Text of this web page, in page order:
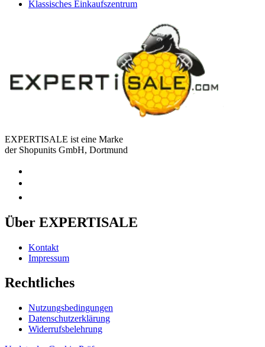
Klassisches Einkaufszentrum
EXPERTISALE ist eine Marke
der Shopunits GmbH, Dortmund
Über EXPERTISALE
Kontakt
Impressum
Rechtliches
Nutzungsbedingungen
Datenschutzerklärung
Widerrufsbelehrung